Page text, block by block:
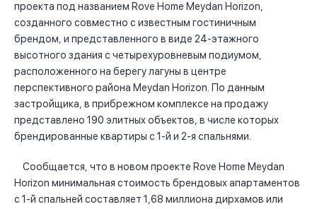
проекта под названием Rove Home Meydan Horizon,
созданного совместно с известным гостиничным
брендом, и представленного в виде 24-этажного
высотного здания с четырехуровневым подиумом,
расположенного на берегу лагуны в центре
перспективного района Meydan Horizon. По данным
застройщика, в прибрежном комплексе на продажу
представлено 190 элитных объектов, в числе которых
брендированные квартиры с 1-й и 2-я спальнями.
Сообщается, что в новом проекте Rove Home Meydan
Horizon минимальная стоимость брендовых апартаментов
с 1-й спальней составляет 1,68 миллиона дирхамов или